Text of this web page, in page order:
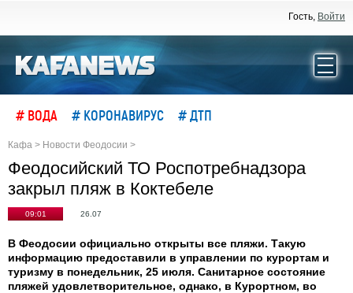
Гость, Войти
# ВОДА # КОРОНАВИРУС # ДТП
Кафа > Новости Феодосии >
Феодосийский ТО Роспотребнадзора
закрыл пляж в Коктебеле
09:01 26.07
В Феодосии официально открыты все пляжи. Такую
информацию предоставили в управлении по курортам и
туризму в понедельник, 25 июля. Санитарное состояние
пляжей удовлетворительное, однако, в Курортном, во